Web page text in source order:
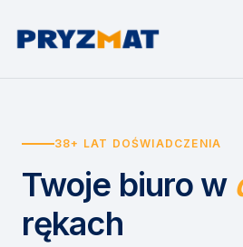
Urządzenia
Drukarki i urządzenia
Etykiety i identyfikacja
Skanery i obieg dokumentów
Monitory interaktywne
Niszczarki dokumentów
Wynajem drukarek
Wynajem urządzeń biurowych
Asystent druku
EZD RP
Misja szkoła
Serwis
38+ LAT DOŚWIADCZENIA
Twoje biuro w
rękach